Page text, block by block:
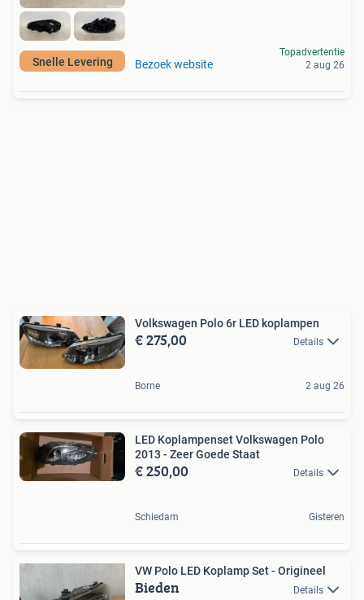
Snelle Levering Bezoek website
Topadvertentie
2 aug 26
Volkswagen Polo 6r LED koplampen
€ 275,00 Details
Borne 2 aug 26
LED Koplampenset Volkswagen Polo
2013 - Zeer Goede Staat
€ 250,00 Details
Schiedam Gisteren
VW Polo LED Koplamp Set - Origineel
Bieden Details